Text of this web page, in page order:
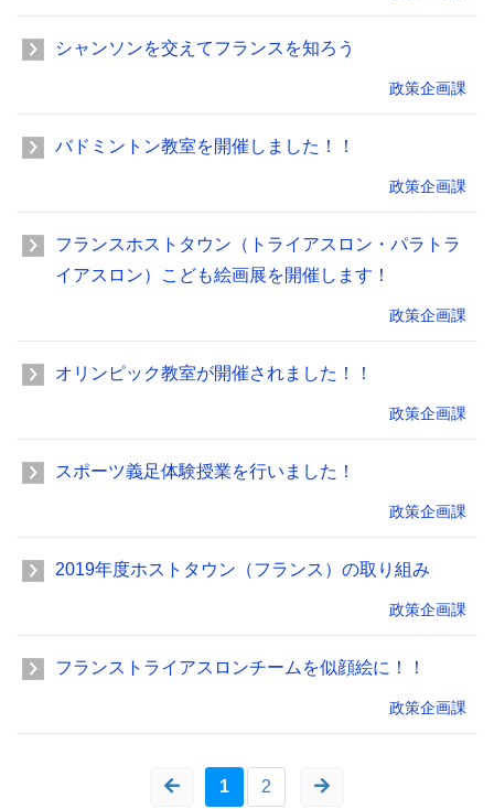
シャンソンを交えてフランスを知ろう
政策企画課
バドミントン教室を開催しました！！
政策企画課
フランスホストタウン（トライアスロン・パラトラ
イアスロン）こども絵画展を開催します！
政策企画課
オリンピック教室が開催されました！！
政策企画課
スポーツ義足体験授業を行いました！
政策企画課
2019年度ホストタウン（フランス）の取り組み
政策企画課
フランストライアスロンチームを似顔絵に！！
政策企画課
1 2